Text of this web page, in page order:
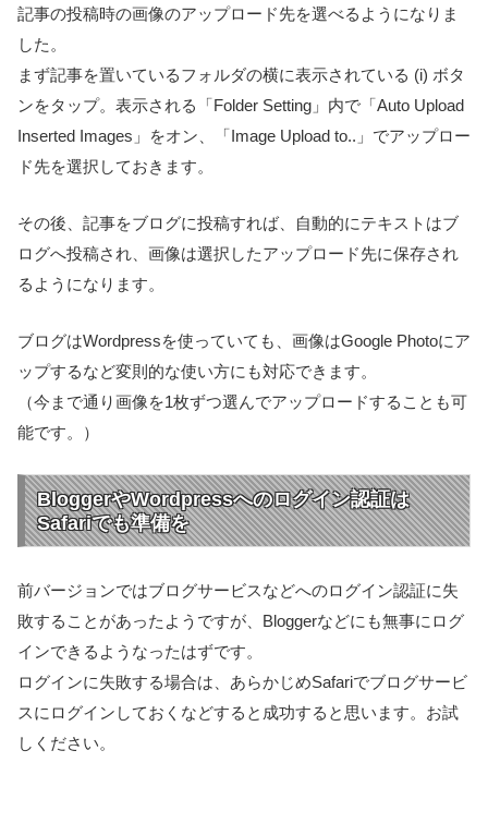
記事の投稿時の画像のアップロード先を選べるようになりま
した。
まず記事を置いているフォルダの横に表示されている (i) ボタ
ンをタップ。表示される「Folder Setting」内で「Auto Upload
Inserted Images」をオン、「Image Upload to..」でアップロー
ド先を選択しておきます。
その後、記事をブログに投稿すれば、自動的にテキストはブ
ログへ投稿され、画像は選択したアップロード先に保存され
るようになります。
ブログはWordpressを使っていても、画像はGoogle Photoにア
ップするなど変則的な使い方にも対応できます。
（今まで通り画像を1枚ずつ選んでアップロードすることも可
能です。）
BloggerやWordpressへのログイン認証は
Safariでも準備を
前バージョンではブログサービスなどへのログイン認証に失
敗することがあったようですが、Bloggerなどにも無事にログ
インできるようなったはずです。
ログインに失敗する場合は、あらかじめSafariでブログサービ
スにログインしておくなどすると成功すると思います。お試
しください。